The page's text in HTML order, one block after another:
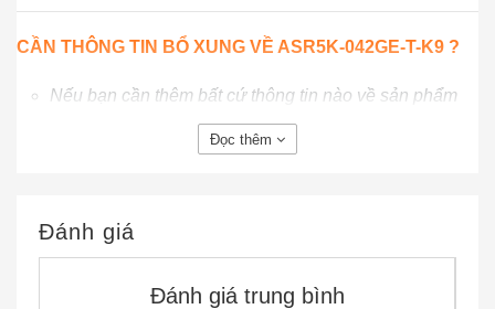
CẦN THÔNG TIN BỔ XUNG VỀ ASR5K-042GE-T-K9 ?
Nếu bạn cần thêm bất cứ thông tin nào về sản phẩm
Cisco ASR5K-042GE-T-K9 ?
Hãy đặt câu hỏi ở phầnLive Chat
lienhe@ciscochinhhang.com
Đọc thêm
Đánh giá
Đánh giá trung bình